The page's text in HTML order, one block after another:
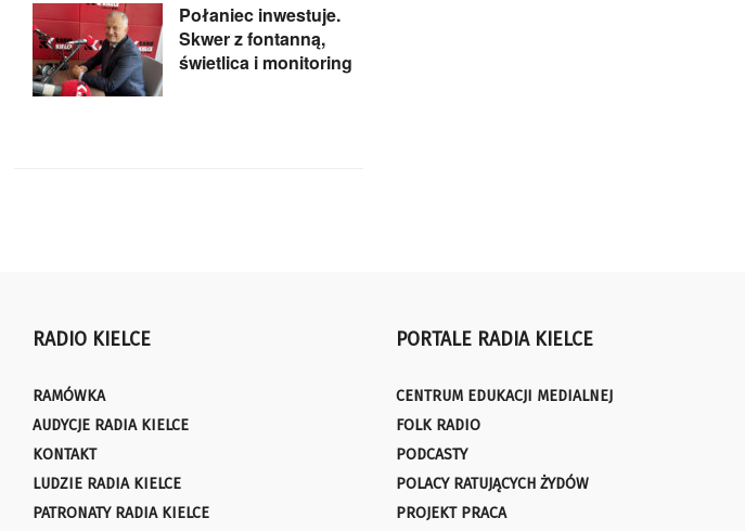
Połaniec inwestuje.
Skwer z fontanną,
świetlica i monitoring
RADIO KIELCE
RAMÓWKA
AUDYCJE RADIA KIELCE
KONTAKT
LUDZIE RADIA KIELCE
PATRONATY RADIA KIELCE
PORTALE RADIA KIELCE
CENTRUM EDUKACJI MEDIALNEJ
FOLK RADIO
PODCASTY
POLACY RATUJĄCYCH ŻYDÓW
PROJEKT PRACA